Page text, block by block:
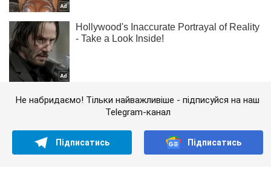
Не набридаємо! Тільки найважливіше - підписуйся на наш
Telegram-канал
Підписатись Підписатись